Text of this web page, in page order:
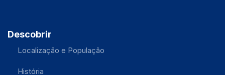
Descobrir
Localização e População
História